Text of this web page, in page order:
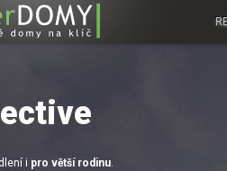
i pro větší rodinu.